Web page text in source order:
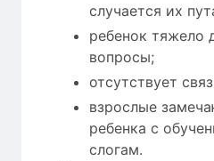
случается их
ребенок тяжело
вопросы;
отсутствует
взрослые
ребенка с
слогам.